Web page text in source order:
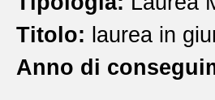
Titolo: laurea in
Anno di